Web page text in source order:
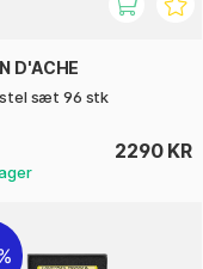
D'ACHE
sæt 96 stk
2290 KR